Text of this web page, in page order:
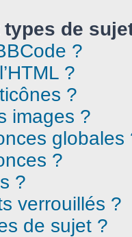
types de
?
?
?
images ?
globales
?
?
verrouillés ?
de sujet ?